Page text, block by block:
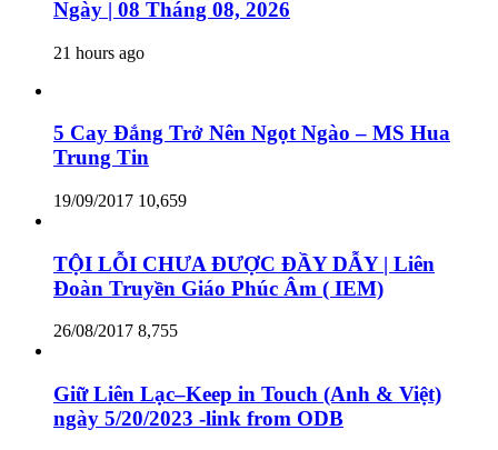
Ngày | 08 Tháng 08, 2026
21 hours ago
5 Cay Đắng Trở Nên Ngọt Ngào – MS Hua
Trung Tin
19/09/2017 10,659
TỘI LỖI CHƯA ĐƯỢC ĐẦY DẪY | Liên
Đoàn Truyền Giáo Phúc Âm ( IEM)
26/08/2017 8,755
Giữ Liên Lạc–Keep in Touch (Anh & Việt)
ngày 5/20/2023 -link from ODB